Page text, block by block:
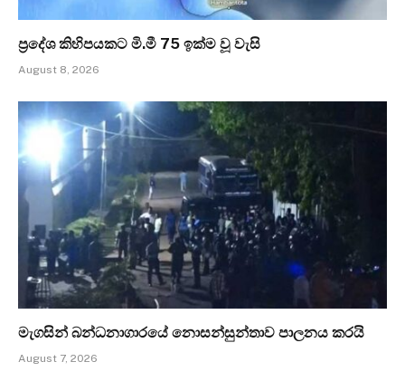
ප්‍රදේශ කිහිපයකට මි.මී 75 ඉක්ම වූ වැසි
August 8, 2026
මැගසින් බන්ධනාගාරයේ නොසන්සුන්තාව පාලනය කරයි
August 7, 2026